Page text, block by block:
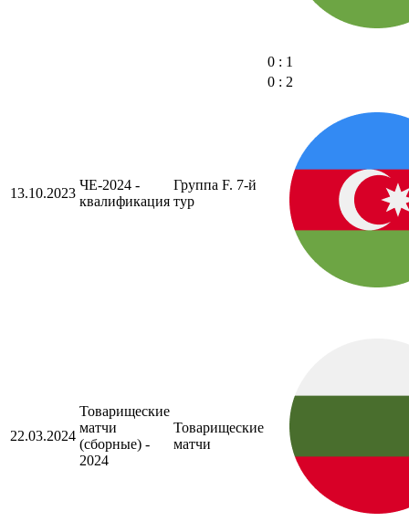
0 : 1
13.10.2023
ЧЕ-2024 -
квалификация
Группа F. 7-й
тур
0 : 2
22.03.2024
Товарищеские
матчи
(сборные) -
2024
Товарищеские
матчи